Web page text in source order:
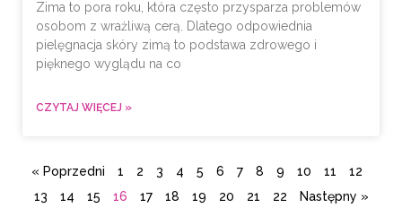
Zima to pora roku, która często przysparza problemów
osobom z wrażliwą cerą. Dlatego odpowiednia
pielęgnacja skóry zimą to podstawa zdrowego i
pięknego wyglądu na co
CZYTAJ WIĘCEJ »
« Poprzedni 1 2 3 4 5 6 7 8 9 10 11
12
13
14 15 16 17 18 19 20 21 22 Następny »